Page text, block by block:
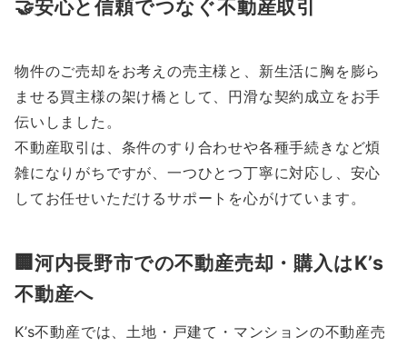
🤝安心と信頼でつなぐ不動産取引
物件のご売却をお考えの売主様と、新生活に胸を膨ら
ませる買主様の架け橋として、円滑な契約成立をお手
伝いしました。
不動産取引は、条件のすり合わせや各種手続きなど煩
雑になりがちですが、一つひとつ丁寧に対応し、安心
してお任せいただけるサポートを心がけています。
🏢河内長野市での不動産売却・購入はK’s
不動産へ
K’s不動産では、土地・戸建て・マンションの不動産売